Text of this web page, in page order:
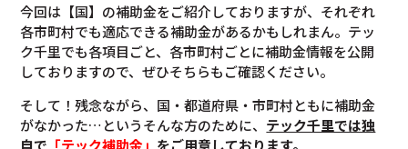
今回は【国】の補助金をご紹介しておりますが、それぞれ
各市町村でも適応できる補助金があるかもしれまん。テッ
ク千里でも各項目ごと、各市町村ごとに補助金情報を公開
しておりますので、ぜひそちらもご確認ください。
そして！残念ながら、国・都道府県・市町村ともに補助金
がなかった…というそんな方のために、 テック千里では独
自で 「テック補助金」 をご用意しております。